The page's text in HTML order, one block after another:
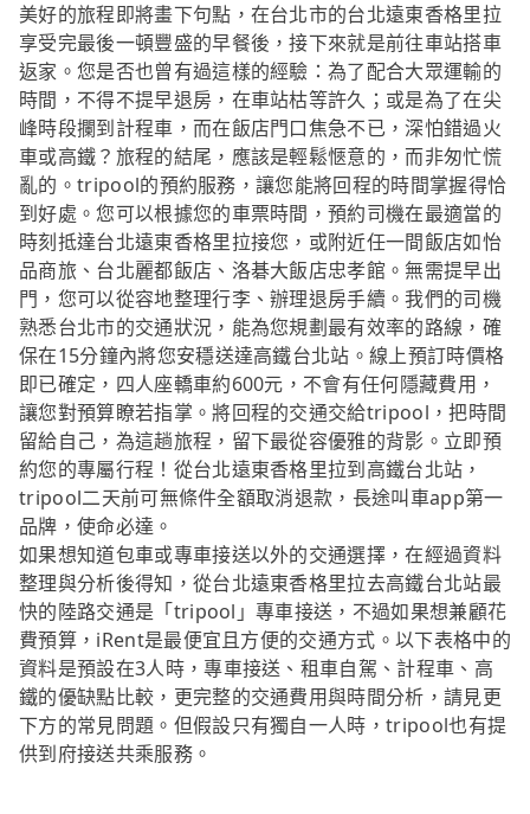
美好的旅程即將畫下句點，在台北市的台北遠東香格里拉
享受完最後一頓豐盛的早餐後，接下來就是前往車站搭車
返家。您是否也曾有過這樣的經驗：為了配合大眾運輸的
時間，不得不提早退房，在車站枯等許久；或是為了在尖
峰時段攔到計程車，而在飯店門口焦急不已，深怕錯過火
車或高鐵？旅程的結尾，應該是輕鬆愜意的，而非匆忙慌
亂的。tripool的預約服務，讓您能將回程的時間掌握得恰
到好處。您可以根據您的車票時間，預約司機在最適當的
時刻抵達台北遠東香格里拉接您，或附近任一間飯店如怡
品商旅、台北麗都飯店、洛碁大飯店忠孝館。無需提早出
門，您可以從容地整理行李、辦理退房手續。我們的司機
熟悉台北市的交通狀況，能為您規劃最有效率的路線，確
保在15分鐘內將您安穩送達高鐵台北站。線上預訂時價格
即已確定，四人座轎車約600元，不會有任何隱藏費用，
讓您對預算瞭若指掌。將回程的交通交給tripool，把時間
留給自己，為這趟旅程，留下最從容優雅的背影。立即預
約您的專屬行程！從台北遠東香格里拉到高鐵台北站，
tripool二天前可無條件全額取消退款，長途叫車app第一
品牌，使命必達。
如果想知道包車或專車接送以外的交通選擇，在經過資料
整理與分析後得知，從台北遠東香格里拉去高鐵台北站最
快的陸路交通是「tripool」專車接送，不過如果想兼顧花
費預算，iRent是最便宜且方便的交通方式。以下表格中的
資料是預設在3人時，專車接送、租車自駕、計程車、高
鐵的優缺點比較，更完整的交通費用與時間分析，請見更
下方的常見問題。但假設只有獨自一人時，tripool也有提
供到府接送共乘服務。